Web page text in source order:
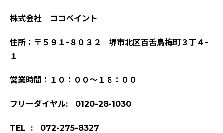
株式会社 ココペイント
住所：〒５９１-８０３２ 堺市北区百舌鳥梅町３丁４-
１
営業時間：１０：００～１８：００
フリーダイヤル: 0120-28-1030
TEL : 072-275-8327